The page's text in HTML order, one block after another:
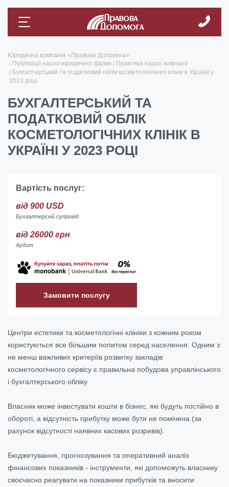
Юридична компанія «Правова Допомога»
Публікації нашої юридичної фірми
Практика нашої компанії
Бухгалтерський та податковий облік косметологічних клінік в Україні у
2023 році
БУХГАЛТЕРСЬКИЙ ТА
ПОДАТКОВИЙ ОБЛІК
КОСМЕТОЛОГІЧНИХ КЛІНІК В
УКРАЇНІ У 2023 РОЦІ
Вартість послуг:
від 900 USD
Бухгалтерскій супровід
від 26000 грн
Аудит
Замовити послугу
Центри естетики та косметологічні клініки з кожним роком
користуються все більшим попитом серед населення. Одним з
не менш важливих критеріїв розвитку закладів
косметологічного сервісу є правильна побудова управлінського
і бухгалтерського обліку.
Власник може інвестувати кошти в бізнес, які будуть постійно в
обороті, а відсутність прибутку може бути не помічена (за
рахунок відсутності наявних касових розривів).
Бюджетування, прогнозування та оперативний аналіз
фінансових показників - інструменти, які допоможуть власнику
своєчасно реагувати на показники прибутків та вносити